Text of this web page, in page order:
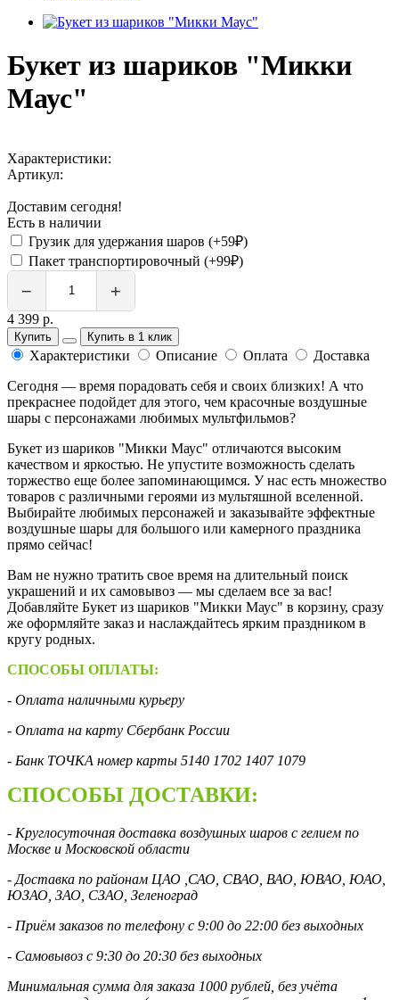
Букет из шариков "Микки
Маус"
Характеристики:
Артикул:
Доставим сегодня!
Есть в наличии
Грузик для удержания шаров (+59₽)
Пакет транспортировочный (+99₽)
− +
4 399 р.
Купить Купить в 1 клик
Характеристики Описание Оплата
Доставка
Сегодня — время порадовать себя и своих близких! А что
прекраснее подойдет для этого, чем красочные воздушные
шары с персонажами любимых мультфильмов?
Букет из шариков "Микки Маус" отличаются высоким
качеством и яркостью. Не упустите возможность сделать
торжество еще более запоминающимся. У нас есть множество
товаров с различными героями из мультяшной вселенной.
Выбирайте любимых персонажей и заказывайте эффектные
воздушные шары для большого или камерного праздника
прямо сейчас!
Вам не нужно тратить свое время на длительный поиск
украшений и их самовывоз — мы сделаем все за вас!
Добавляйте Букет из шариков "Микки Маус" в корзину, сразу
же оформляйте заказ и наслаждайтесь ярким праздником в
кругу родных.
СПОСОБЫ ОПЛАТЫ:
- Оплата наличными курьеру
- Оплата на карту Сбербанк России
- Банк ТОЧКА номер карты 5140 1702 1407 1079
СПОСОБЫ ДОСТАВКИ:
- Круглосуточная доставка воздушных шаров с гелием по
Москве и Московской области
- Доставка по районам ЦАО ,САО, СВАО, ВАО, ЮВАО, ЮАО,
ЮЗАО, ЗАО, СЗАО, Зеленоград
- Приём заказов по телефону с 9:00 до 22:00 без выходных
- Самовывоз с 9:30 до 20:30 без выходных
Минимальная сумма для заказа 1000 рублей, без учёта